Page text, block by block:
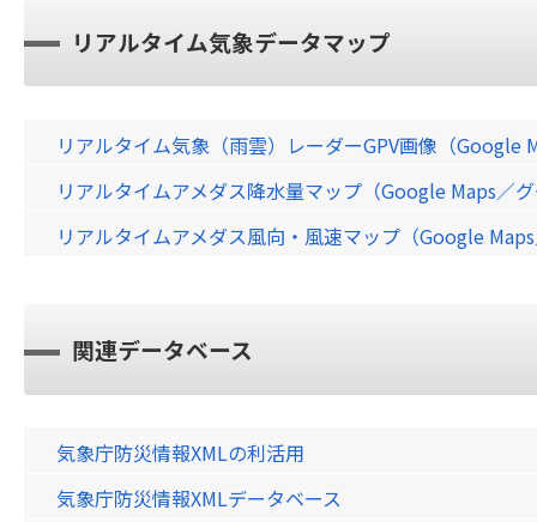
リアルタイム気象データマップ
リアルタイム気象（雨雲）レーダーGPV画像（Google
リアルタイムアメダス降水量マップ（Google Maps／
リアルタイムアメダス風向・風速マップ（Google
関連データベース
気象庁防災情報XMLの利活用
気象庁防災情報XMLデータベース